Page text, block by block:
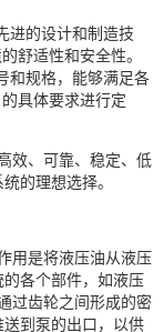
进的设计和制造技
舒适性和安全性。
和规格，能够满足各
具体要求进行定
效、可靠、稳定、低
的理想选择。
用是将液压油从液压
各个部件，如液压
过齿轮之间形成的密
到泵的出口，以供